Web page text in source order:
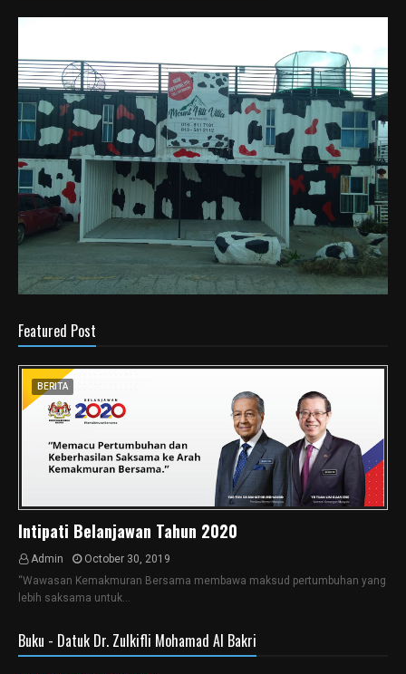
Featured Post
BERITA
Intipati Belanjawan Tahun 2020
Admin
October 30, 2019
“Wawasan Kemakmuran Bersama membawa maksud pertumbuhan yang
lebih saksama untuk…
Buku - Datuk Dr. Zulkifli Mohamad Al Bakri